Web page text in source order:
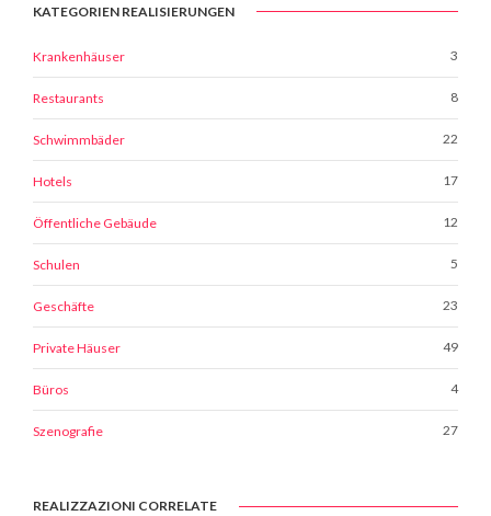
KATEGORIEN REALISIERUNGEN
Krankenhäuser 3
Restaurants 8
Schwimmbäder 22
Hotels 17
Öffentliche Gebäude 12
Schulen 5
Geschäfte 23
Private Häuser 49
Büros 4
Szenografie 27
REALIZZAZIONI CORRELATE